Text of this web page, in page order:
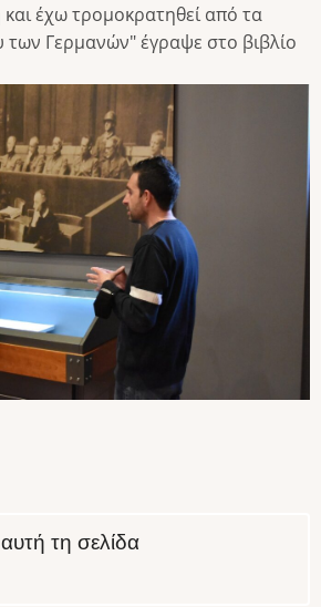
και έχω τρομοκρατηθεί από τα
Γερμανών" έγραψε στο βιβλίο
τη σελίδα